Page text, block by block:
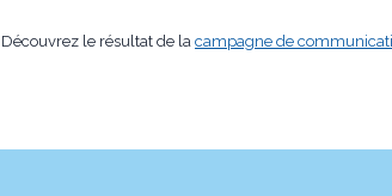
Découvrez le résultat de la campagne de